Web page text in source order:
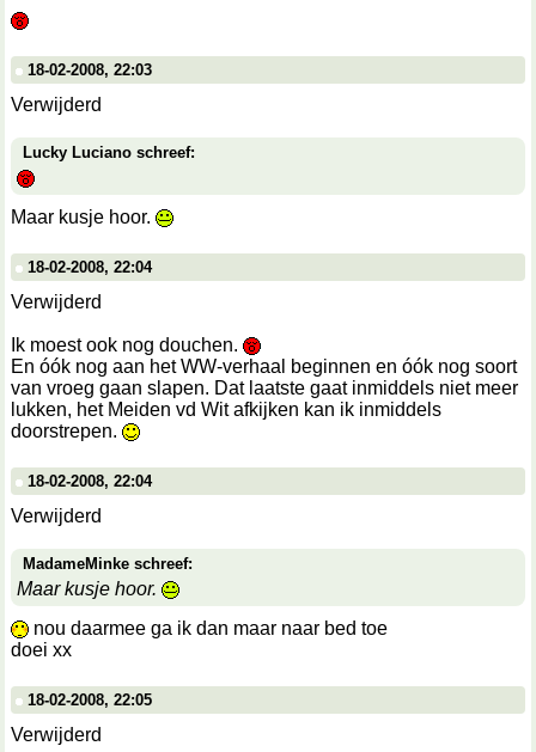
18-02-2008, 22:03
Verwijderd
Lucky Luciano schreef:
Maar kusje hoor.
18-02-2008, 22:04
Verwijderd
Ik moest ook nog douchen.
En óók nog aan het WW-verhaal beginnen en óók nog soort
van vroeg gaan slapen. Dat laatste gaat inmiddels niet meer
lukken, het Meiden vd Wit afkijken kan ik inmiddels
doorstrepen.
18-02-2008, 22:04
Verwijderd
MadameMinke schreef:
Maar kusje hoor.
nou daarmee ga ik dan maar naar bed toe
doei xx
18-02-2008, 22:05
Verwijderd